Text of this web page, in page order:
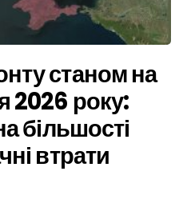
станом на
2026 року:
більшості
втрати